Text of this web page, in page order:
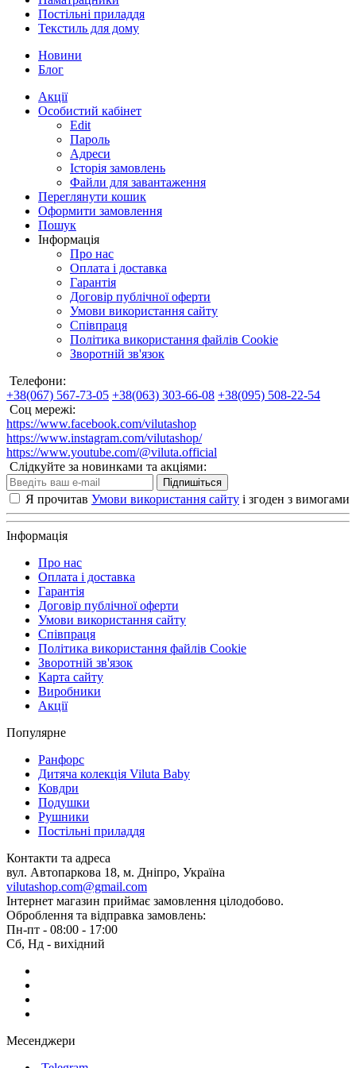
Постільні приладдя
Текстиль для дому
Новини
Блог
Акції
Особистий кабінет
Edit
Пароль
Адреси
Історія замовлень
Файли для завантаження
Переглянути кошик
Оформити замовлення
Пошук
Інформація
Про нас
Оплата і доставка
Гарантія
Договір публічної оферти
Умови використання сайту
Співпраця
Політика використання файлів Cookie
Зворотній зв'язок
Телефони:
+38(067) 567-73-05 +38(063) 303-66-08 +38(095) 508-22-54
Соц мережі:
https://www.facebook.com/vilutashop
https://www.instagram.com/vilutashop/
https://www.youtube.com/@viluta.official
Слідкуйте за новинками та акціями:
Підпишіться
Я прочитав Умови використання сайту і згоден з вимогами
Інформація
Про нас
Оплата і доставка
Гарантія
Договір публічної оферти
Умови використання сайту
Співпраця
Політика використання файлів Cookie
Зворотній зв'язок
Карта сайту
Виробники
Акції
Популярне
Ранфорс
Дитяча колекція Viluta Baby
Ковдри
Подушки
Рушники
Постільні приладдя
Контакти та адреса
вул. Автопаркова 18, м. Дніпро, Україна
vilutashop.com@gmail.com
Інтернет магазин приймає замовлення цілодобово.
Оброблення та відправка замовлень:
Пн-пт - 08:00 - 17:00
Сб, Нд - вихідний
Месенджери